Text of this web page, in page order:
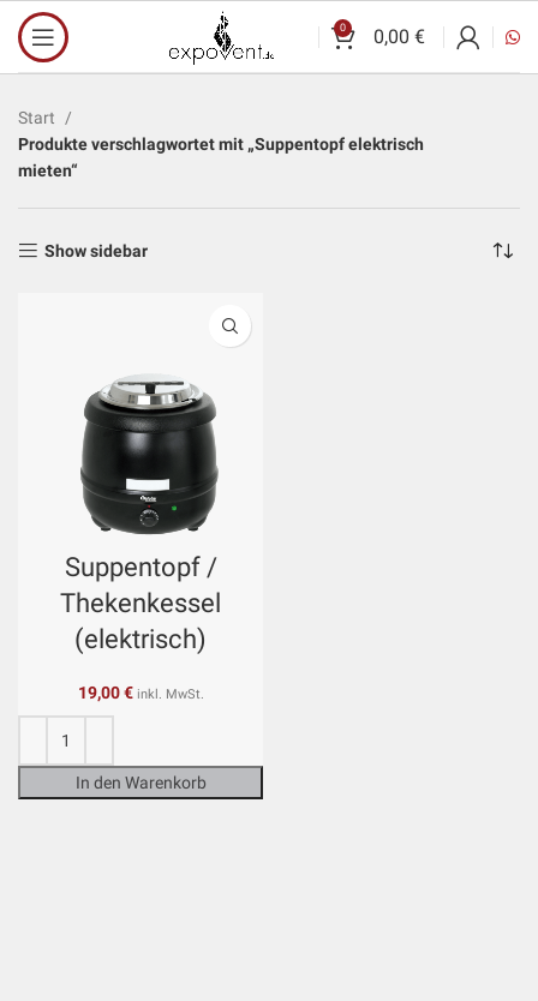
0 0,00 €
Start
Produkte verschlagwortet mit „Suppentopf elektrisch
mieten“
Show sidebar
Suppentopf /
Thekenkessel
(elektrisch)
19,00€ inkl. MwSt.
In den Warenkorb